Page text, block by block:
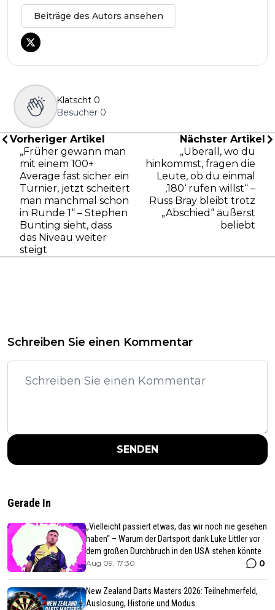
Beiträge des Autors ansehen
Klatscht 0
Besucher 0
Vorheriger Artikel
„Früher gewann man
mit einem 100+
Average fast sicher ein
Turnier, jetzt scheitert
man manchmal schon
in Runde 1“ – Stephen
Bunting sieht, dass
das Niveau weiter
steigt
Nächster Artikel
„Überall, wo du
hinkommst, fragen die
Leute, ob du einmal
‚180‘ rufen willst“ –
Russ Bray bleibt trotz
„Abschied“ äußerst
beliebt
Schreiben Sie einen Kommentar
SENDEN
Gerade In
„Vielleicht passiert etwas, das wir noch nie gesehen
haben“ – Warum der Dartsport dank Luke Littler vor
dem großen Durchbruch in den USA stehen könnte
Aug 09, 17:30 0
New Zealand Darts Masters 2026: Teilnehmerfeld,
Auslosung, Historie und Modus